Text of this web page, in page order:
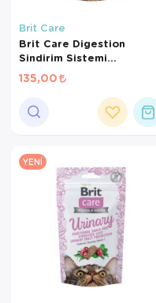
Brit Care
Brit Care Digestion
Sindirim Sistemi
Destekleyici Tahılsız Kedi
Ödül Maması 50gr
135,00
YENI